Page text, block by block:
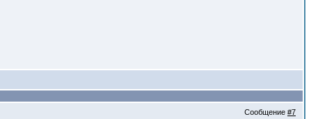
Сообщение #7